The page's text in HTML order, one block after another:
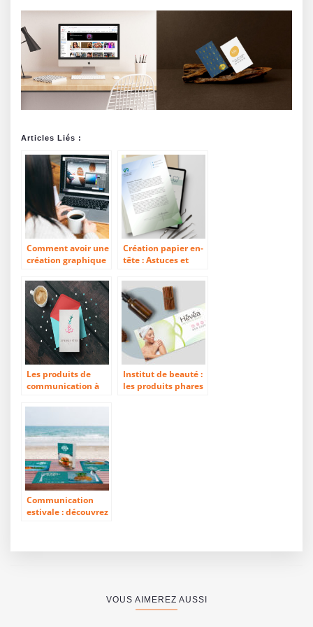
Articles Liés :
Comment avoir une
création graphique
Création papier en-
tête : Astuces et
Les produits de
communication à
fin d’année au top
Institut de beauté :
les produits phares
Communication
estivale : découvrez
VOUS AIMEREZ AUSSI